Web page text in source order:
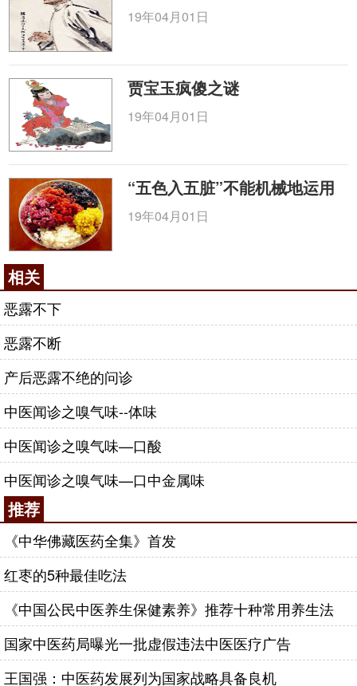
19年04月01日
贾宝玉疯傻之谜
19年04月01日
“五色入五脏”不能机械地运用
19年04月01日
相关
恶露不下
恶露不断
产后恶露不绝的问诊
中医闻诊之嗅气味--体味
中医闻诊之嗅气味—口酸
中医闻诊之嗅气味—口中金属味
推荐
《中华佛藏医药全集》首发
红枣的5种最佳吃法
《中国公民中医养生保健素养》推荐十种常用养生法
国家中医药局曝光一批虚假违法中医医疗广告
王国强：中医药发展列为国家战略具备良机